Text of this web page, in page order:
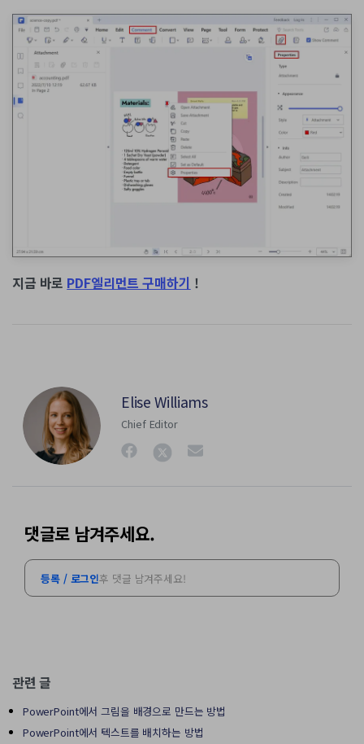
지금 바로 PDF엘리먼트 구매하기 !
Elise Williams
Chief Editor
댓글로 남겨주세요.
등록 / 로그인후 댓글 남겨주세요!
관련 글
PowerPoint에서 그림을 배경으로 만드는 방법
PowerPoint에서 텍스트를 배치하는 방법